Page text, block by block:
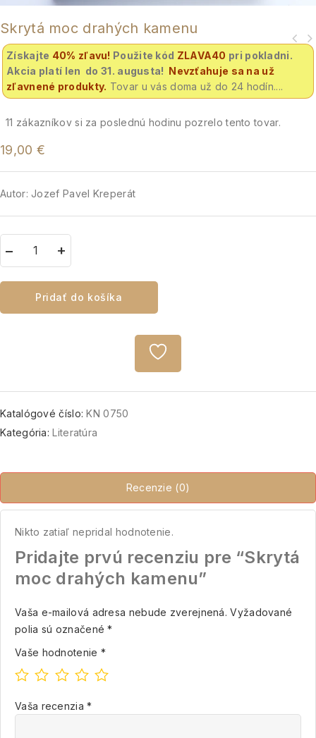
Skrytá moc drahých kamenu
Získajte 40% zľavu! Použite kód ZLAVA40 pri pokladni.
Akcia platí len do 31. augusta! Nevzťahuje sa na už
zľavnené produkty. Tovar u vás doma už do 24 hodín....
11 zákazníkov si za poslednú hodinu pozrelo tento tovar.
19,00 €
Autor: Jozef Pavel Kreperát
Pridať do košíka
Katalógové číslo:KN 0750
Kategória:Literatúra
Recenzie (0)
Nikto zatiaľ nepridal hodnotenie.
Pridajte prvú recenziu pre “Skrytá
moc drahých kamenu”
Vaša e-mailová adresa nebude zverejnená. Vyžadované
polia sú označené*
Vaše hodnotenie *
Vaša recenzia*